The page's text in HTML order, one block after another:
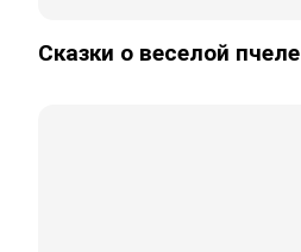
Сказки о веселой пчеле